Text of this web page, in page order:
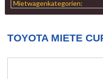
TOYOTA MIETE